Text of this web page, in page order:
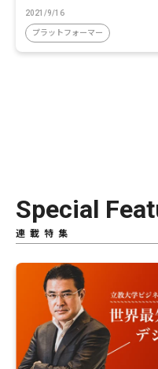
Pharmacy」。米薬局
業界は何を学ぶべきか
2021/9/16
プラットフォーマー
Special
連載特集